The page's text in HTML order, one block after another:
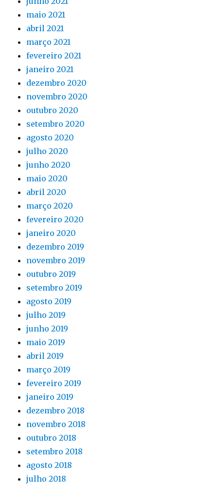
maio 2021
abril 2021
março 2021
fevereiro 2021
janeiro 2021
dezembro 2020
novembro 2020
outubro 2020
setembro 2020
agosto 2020
julho 2020
junho 2020
maio 2020
abril 2020
março 2020
fevereiro 2020
janeiro 2020
dezembro 2019
novembro 2019
outubro 2019
setembro 2019
agosto 2019
julho 2019
junho 2019
maio 2019
abril 2019
março 2019
fevereiro 2019
janeiro 2019
dezembro 2018
novembro 2018
outubro 2018
setembro 2018
agosto 2018
julho 2018